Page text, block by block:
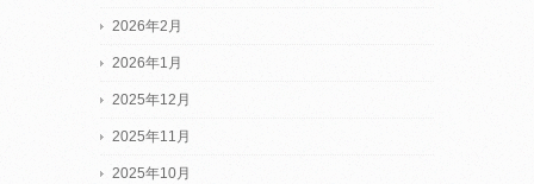
2026年2月
2026年1月
2025年12月
2025年11月
2025年10月